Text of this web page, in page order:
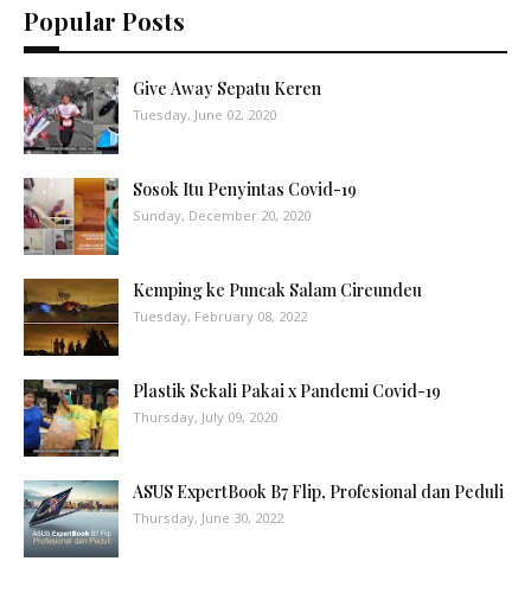
Popular Posts
Give Away Sepatu Keren
Tuesday, June 02, 2020
Sosok Itu Penyintas Covid-19
Sunday, December 20, 2020
Kemping ke Puncak Salam Cireundeu
Tuesday, February 08, 2022
Plastik Sekali Pakai x Pandemi Covid-19
Thursday, July 09, 2020
ASUS ExpertBook B7 Flip, Profesional dan Peduli
Thursday, June 30, 2022